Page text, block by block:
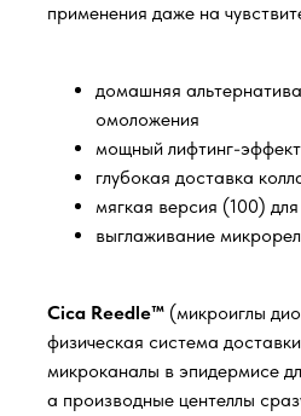
применения даже на
домашняя
омоложения
мощный лифтинг-
глубокая доставка
мягкая версия (100)
выглаживание
Cica Reedle™ (микроиглы
физическая система
микроканалы в эпидермисе
а производные центеллы